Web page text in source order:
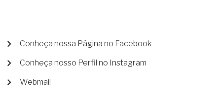
SE
EU
NÃO
ATUALIZAR
MENU
CONTA
DE
Conheça nossa Página no Facebook
Conheça nosso Perfil no Instagram
Webmail